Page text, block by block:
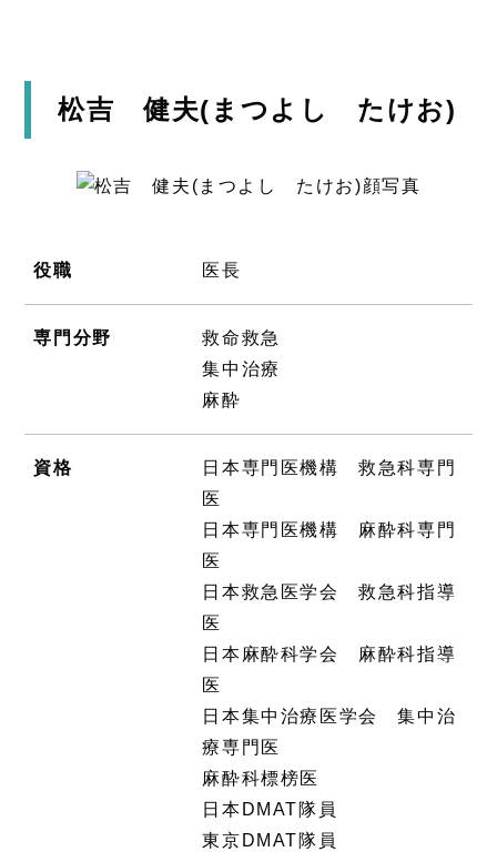
松吉 健夫(まつよし たけお)
役職 医長
専門分野
救命救急
集中治療
麻酔
資格
日本専門医機構 救急科専門
医
日本専門医機構 麻酔科専門
医
日本救急医学会 救急科指導
医
日本麻酔科学会 麻酔科指導
医
日本集中治療医学会 集中治
療専門医
麻酔科標榜医
日本DMAT隊員
東京DMAT隊員